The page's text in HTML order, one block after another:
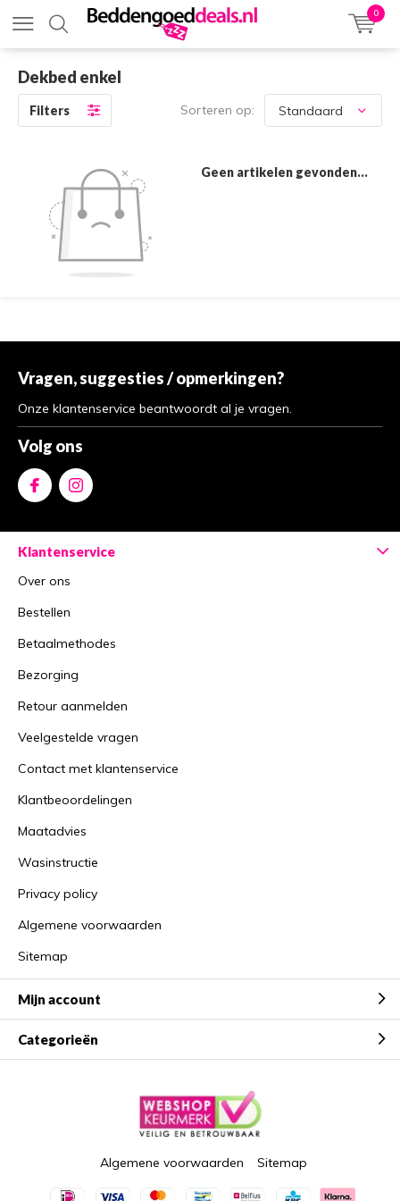
0
Dekbed enkel
Filters Sorteren op:
Geen artikelen gevonden...
Vragen, suggesties / opmerkingen?
Onze klantenservice beantwoordt al je vragen.
Volg ons
Klantenservice
Over ons
Bestellen
Betaalmethodes
Bezorging
Retour aanmelden
Veelgestelde vragen
Contact met klantenservice
Klantbeoordelingen
Maatadvies
Wasinstructie
Privacy policy
Algemene voorwaarden
Sitemap
Mijn account
Categorieën
Algemene voorwaarden Sitemap